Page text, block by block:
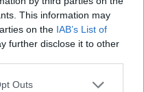
This information may
on the IAB’s List of
further disclose it to other
one or more Google
Outs kerül.